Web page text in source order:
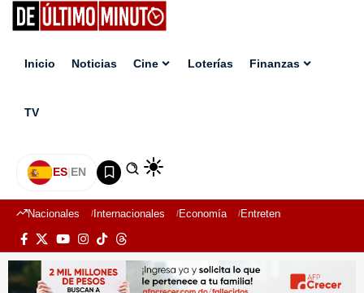
Inicio Noticias Cine Loterías Finanzas
TV
ES|EN
Nacionales Internacionales Economía Entretenimiento